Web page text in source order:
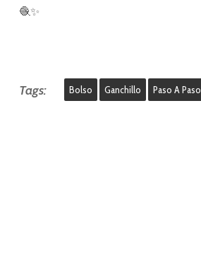
🧶✨
Tags: Bolso Ganchillo Paso A Paso